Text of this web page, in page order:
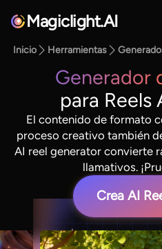
Magiclight.AI
Inicio Herramientas
Generador
para
El contenido de formato
proceso creativo también
AI reel generator convierte
llamativos.
Crea AI